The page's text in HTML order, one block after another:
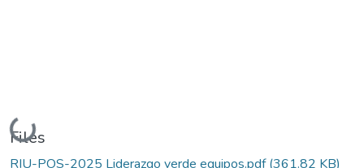
Loading...
Files
RIU-POS-2025 Liderazgo verde equipos.pdf(361.82 KB)